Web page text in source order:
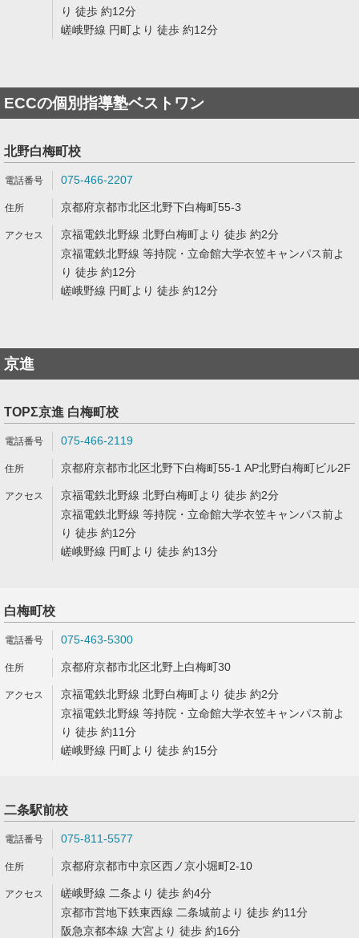
り 徒歩 約12分
嵯峨野線 円町より 徒歩 約12分
ECCの個別指導塾ベストワン
北野白梅町校
075-466-2207
京都府京都市北区北野下白梅町55-3
京福電鉄北野線 北野白梅町より 徒歩 約2分
京福電鉄北野線 等持院・立命館大学衣笠キャンパス前よ
り 徒歩 約12分
嵯峨野線 円町より 徒歩 約12分
京進
TOPΣ京進 白梅町校
075-466-2119
京都府京都市北区北野下白梅町55-1 AP北野白梅町ビル2F
京福電鉄北野線 北野白梅町より 徒歩 約2分
京福電鉄北野線 等持院・立命館大学衣笠キャンパス前よ
り 徒歩 約12分
嵯峨野線 円町より 徒歩 約13分
白梅町校
075-463-5300
京都府京都市北区北野上白梅町30
京福電鉄北野線 北野白梅町より 徒歩 約2分
京福電鉄北野線 等持院・立命館大学衣笠キャンパス前よ
り 徒歩 約11分
嵯峨野線 円町より 徒歩 約15分
二条駅前校
075-811-5577
京都府京都市中京区西ノ京小堀町2-10
嵯峨野線 二条より 徒歩 約4分
京都市営地下鉄東西線 二条城前より 徒歩 約11分
阪急京都本線 大宮より 徒歩 約16分